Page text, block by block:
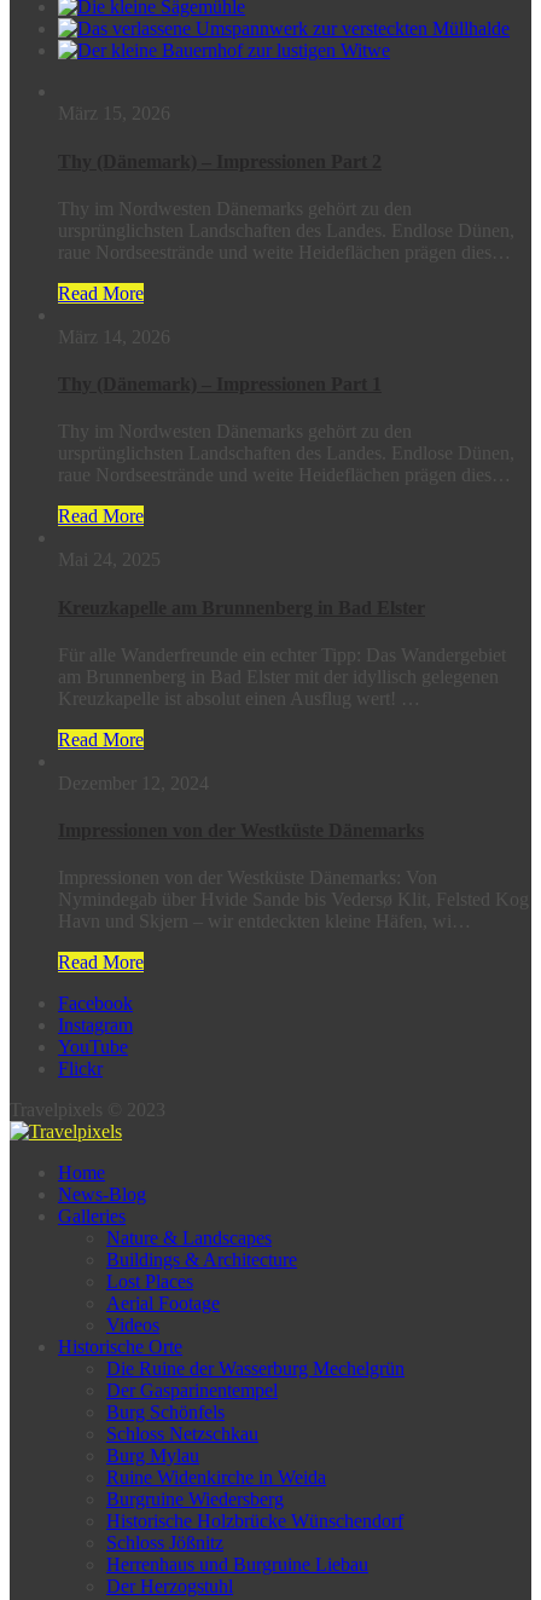
März 15, 2026
Thy im Nordwesten Dänemarks gehört zu den
ursprünglichsten Landschaften des Landes. Endlose Dünen,
raue Nordseestrände und weite Heideflächen prägen dies…
Read More
März 14, 2026
Thy im Nordwesten Dänemarks gehört zu den
ursprünglichsten Landschaften des Landes. Endlose Dünen,
raue Nordseestrände und weite Heideflächen prägen dies…
Read More
Mai 24, 2025
Für alle Wanderfreunde ein echter Tipp: Das Wandergebiet
am Brunnenberg in Bad Elster mit der idyllisch gelegenen
Kreuzkapelle ist absolut einen Ausflug wert! …
Read More
Dezember 12, 2024
Impressionen von der Westküste Dänemarks: Von
Nymindegab über Hvide Sande bis Vedersø Klit, Felsted Kog
Havn und Skjern – wir entdeckten kleine Häfen, wi…
Read More
Facebook
Instagram
YouTube
Flickr
Travelpixels © 2023
Home
News-Blog
Galleries
Nature & Landscapes
Buildings & Architecture
Lost Places
Aerial Footage
Videos
Historische Orte
Die Ruine der Wasserburg Mechelgrün
Der Gasparinentempel
Burg Schönfels
Schloss Netzschkau
Burg Mylau
Ruine Widenkirche in Weida
Burgruine Wiedersberg
Historische Holzbrücke Wünschendorf
Schloss Jößnitz
Herrenhaus und Burgruine Liebau
Der Herzogstuhl